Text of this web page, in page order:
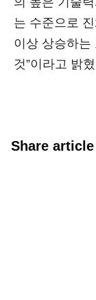
는 수준으로
이상 상승하는
것”이라고 밝
Share article